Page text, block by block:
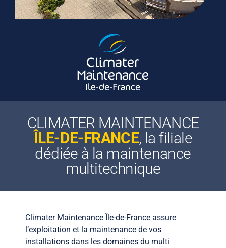
CLIMATER MAINTENANCE
ÎLE-DE-FRANCE, la filiale
dédiée à la maintenance
multitechnique
Climater Maintenance Île-de-France assure
l’exploitation et la maintenance de vos
installations dans les domaines du multi